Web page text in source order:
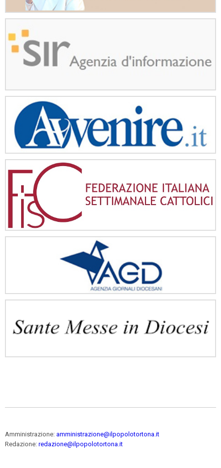
Amministrazione: amministrazione@ilpopolotortona.it
Redazione: redazione@ilpopolotortona.it